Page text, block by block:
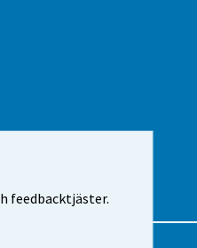
feedbacktjäster.